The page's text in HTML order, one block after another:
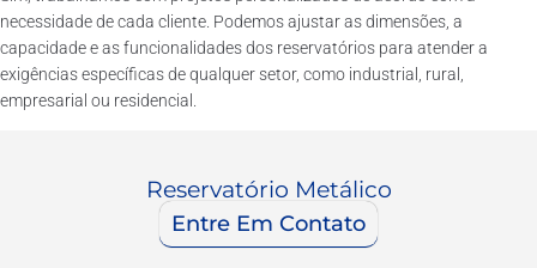
necessidade de cada cliente. Podemos ajustar as dimensões, a
capacidade e as funcionalidades dos reservatórios para atender a
exigências específicas de qualquer setor, como industrial, rural,
empresarial ou residencial.
Reservatório Metálico
Entre Em Contato